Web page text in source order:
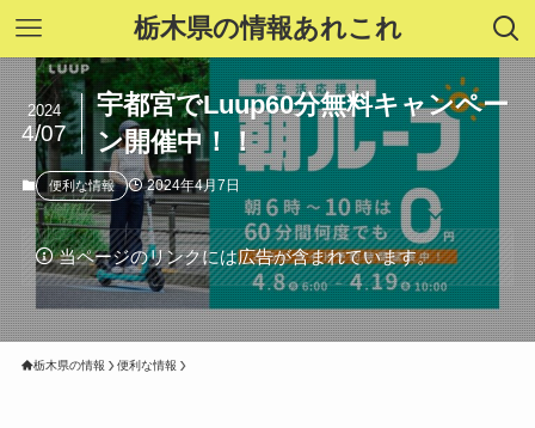
栃木県の情報あれこれ
宇都宮でLuup60分無料キャンペー
ン開催中！！
2024
4/07
便利な情報 2024年4月7日
当ページのリンクには広告が含まれています。
栃木県の情報 便利な情報